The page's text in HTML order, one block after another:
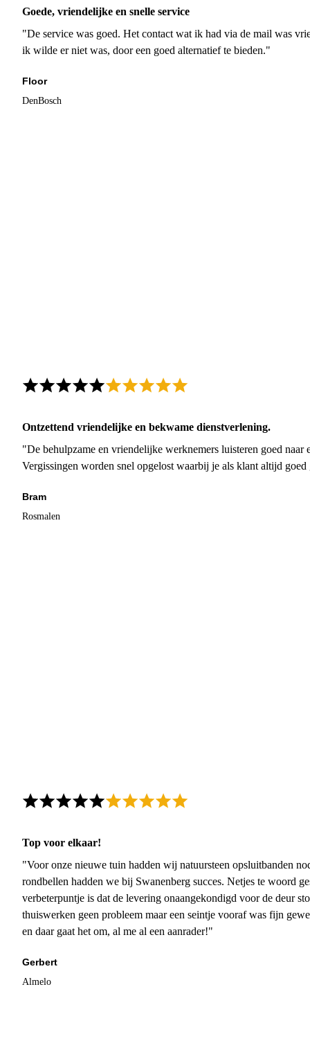
Goede, vriendelijke en snelle service
"De service was goed. Het contact wat ik had via de mail was
ik wilde er niet was, door een goed alternatief te bieden."
Floor
DenBosch
Ontzettend vriendelijke en bekwame dienstverlening.
"De behulpzame en vriendelijke werknemers luisteren goed naar
Vergissingen worden snel opgelost waarbij je als klant altijd
Bram
Rosmalen
Top voor elkaar!
"Voor onze nieuwe tuin hadden wij natuursteen opsluitbanden
rondbellen hadden we bij Swanenberg succes. Netjes te woord
verbeterpuntje is dat de levering onaangekondigd voor de deur
thuiswerken geen probleem maar een seintje vooraf was fijn
en daar gaat het om, al me al een aanrader!"
Gerbert
Almelo